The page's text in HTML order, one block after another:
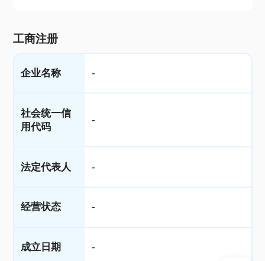
工商注册
企业名称 -
社会统一信
用代码
-
法定代表人 -
经营状态 -
成立日期 -